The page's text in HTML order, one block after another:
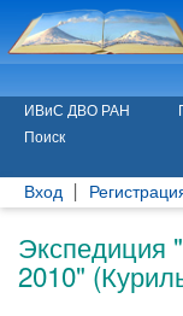
ИВиС ДВО РАН
Поиск
Вход
Экспедиция
2010"